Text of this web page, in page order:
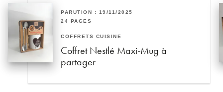
PARUTION : 19/11/2025
24 PAGES
COFFRETS CUISINE
Coffret Nestlé Maxi-Mug à
partager